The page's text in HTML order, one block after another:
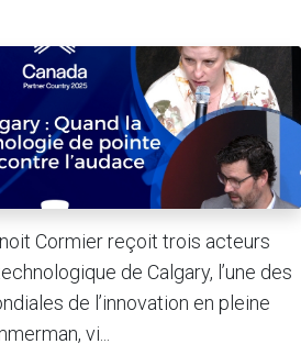
Cormier reçoit trois acteurs
de Calgary, l’une des
de l’innovation en pleine
vi...